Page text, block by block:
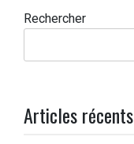
Rechercher
Articles récents